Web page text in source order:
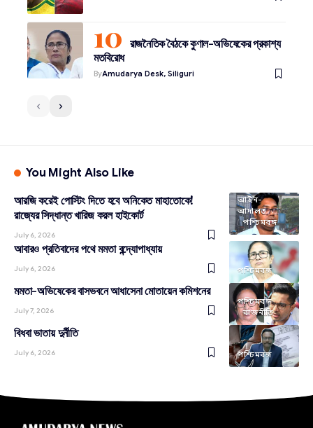
রাজনৈতিক বৈঠকে কুণাল-অভিষেকের প্রকাশ্য
মতবিরোধ
ByAmudarya Desk, Siliguri
You Might Also Like
আইন-
আদালত
পশ্চিমবঙ্গ
আরজি করেই পোস্টিং দিতে হবে অনিকেত মাহাতোকে!
রাজ্যের সিদ্ধান্ত খারিজ করল হাইকোর্ট
July 6, 2026
পশ্চিমবঙ্গ
আবারও প্রতিবাদের পথে মমতা বন্দ্যোপাধ্যায়
July 6, 2026
পশ্চিমবঙ্গ
রাজনীতি
মমতা-অভিষেকের বাসভবনে আধাসেনা মোতায়েন কমিশনের
July 7, 2026
পশ্চিমবঙ্গ
বিধবা ভাতায় দুর্নীতি
July 6, 2026